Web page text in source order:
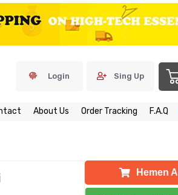
Login Sing Up
About Us Order Tracking F.A.Q
Hemen Al